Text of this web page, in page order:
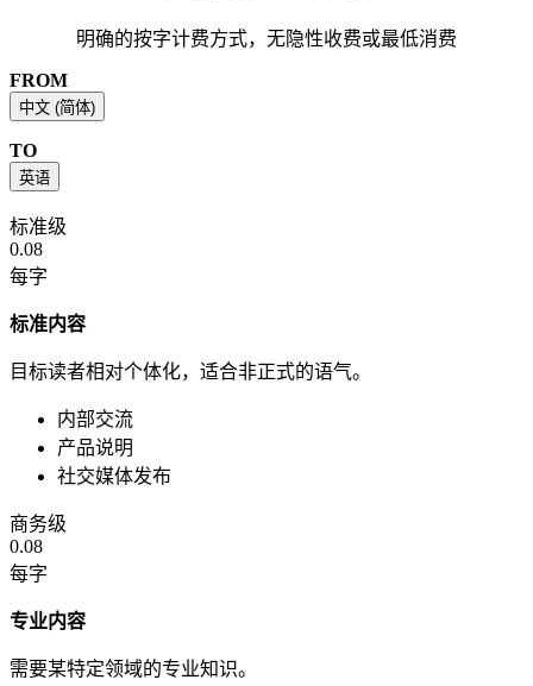
明确的按字计费方式，无隐性收费或最低消费
FROM
中文 (简体)
TO
英语
标准级
0.08
每字
标准内容
目标读者相对个体化，适合非正式的语气。
内部交流
产品说明
社交媒体发布
商务级
0.08
每字
专业内容
需要某特定领域的专业知识。